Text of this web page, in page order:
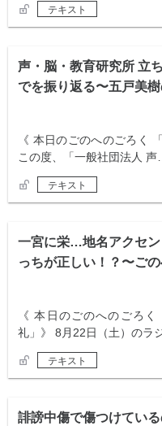
テキスト
声・脳・教育研究所 立
でを振り返る〜五戸美
《 本日のごのへのごろく
この度、「一般社団法人 声…
テキスト
一宮に栄…地名アクセ
っちが正しい！？〜ご
《 本日のごのへのごろ
礼」》 8月22日（土）のラ
テキスト
誹謗中傷で傷つけてい